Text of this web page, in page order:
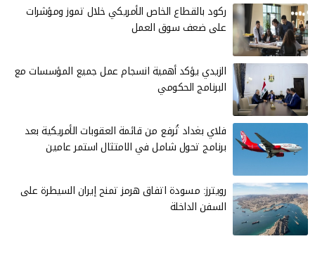
ركود بالقطاع الخاص الأمريكي خلال تموز ومؤشرات
على ضعف سوق العمل
الزيدي يؤكد أهمية انسجام عمل جميع المؤسسات مع
البرنامج الحكومي
فلاي بغداد تُرفع من قائمة العقوبات الأمريكية بعد
برنامج تحول شامل في الامتثال استمر عامين
رويترز: مسودة اتفاق هرمز تمنح إيران السيطرة على
السفن الداخلة